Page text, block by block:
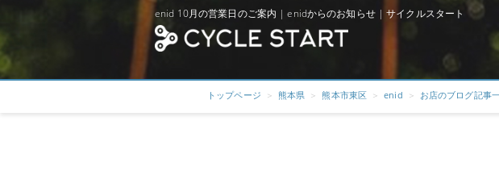
enid 10月の営業日のご案内 | enidからのお知らせ | サイクルスタート
トップページ 熊本県 熊本市東区 enid お店のブログ記事